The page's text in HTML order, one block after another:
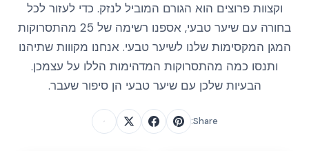
וקצוות פרוצים הוא הגורם המוביל לנזק. כדי לעזור לכל
בחורה עם שיער טבעי, אספנו רשימה של 25 מהתסרוקות
המגן המקסימות שלנו לשיער טבעי. אנחנו מקווות שתיהנו
ותנסו כמה מהתסרוקות המדהימות הללו על עצמכן.
הבעיות שלכן עם שיער טבעי הן סיפור שעבר.
Share: